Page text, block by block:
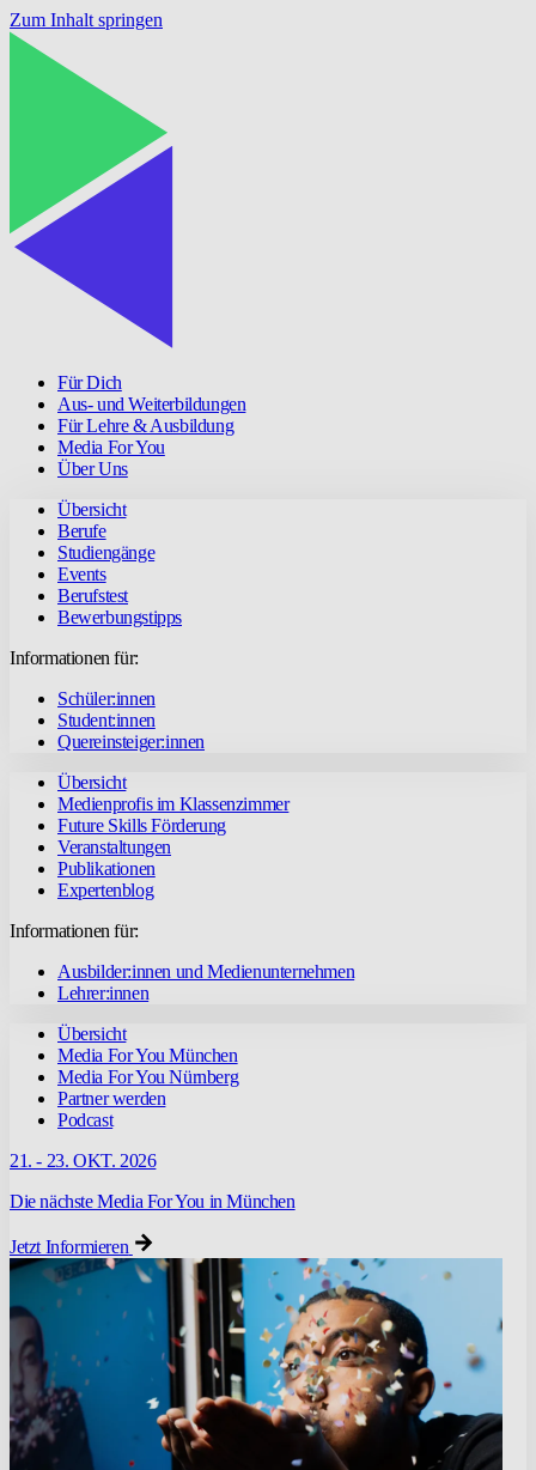
Zum Inhalt springen
Für Dich
Aus- und Weiterbildungen
Für Lehre & Ausbildung
Media For You
Über Uns
Übersicht
Berufe
Studiengänge
Events
Berufstest
Bewerbungstipps
Informationen für:
Schüler:innen
Student:innen
Quereinsteiger:innen
Übersicht
Medienprofis im Klassenzimmer
Future Skills Förderung
Veranstaltungen
Publikationen
Expertenblog
Informationen für:
Ausbilder:innen und Medienunternehmen
Lehrer:innen
Übersicht
Media For You München
Media For You Nürnberg
Partner werden
Podcast
21. - 23. OKT. 2026
Die nächste Media For You in München
Jetzt Informieren